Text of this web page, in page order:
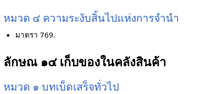
หมวด ๔ ความระงับสิ้นไปแห่งการจำนำ
มาตรา 769.
ลักษณ ๑๔ เก็บของในคลังสินค้า
หมวด ๑ บทเบ็ดเสร็จทั่วไป